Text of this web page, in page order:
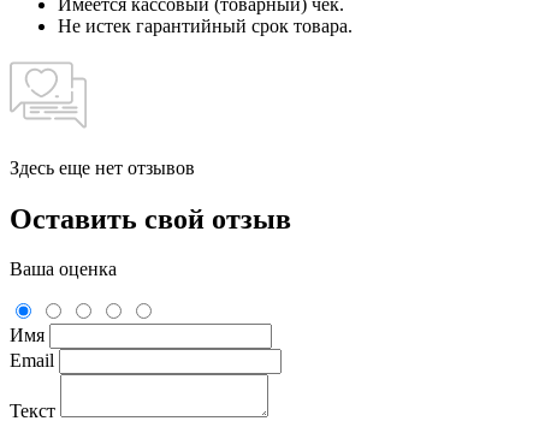
Не истек гарантийный срок товара.
Здесь еще нет отзывов
Оставить свой отзыв
Ваша оценка
Имя
Email
Текст